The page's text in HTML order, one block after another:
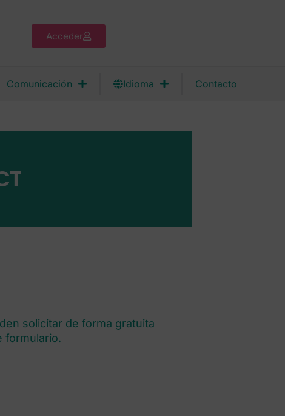
Acceder
Comunicación Idioma Contacto
solicitar de forma gratuita
formulario.